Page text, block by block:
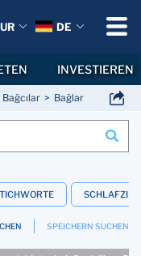
Bağcılar Bağlar
SPEICHERN SUCHEN
DE
INVESTIEREN